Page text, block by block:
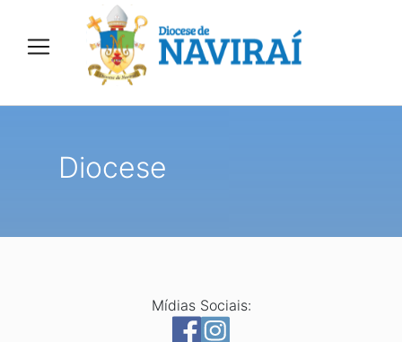
Diocese
Mídias Sociais: